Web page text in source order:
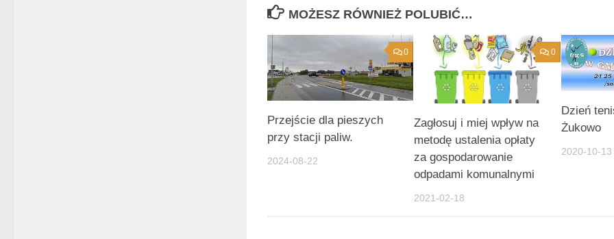
MOŻESZ RÓWNIEŻ POLUBIĆ…
0
Przejście dla pieszych
przy stacji paliw.
2024-08-22
0
Zagłosuj i miej wpływ na
metodę ustalenia opłaty
za gospodarowanie
odpadami komunalnymi
2021-02-18
Dzień
Żukowo
2020-10-13